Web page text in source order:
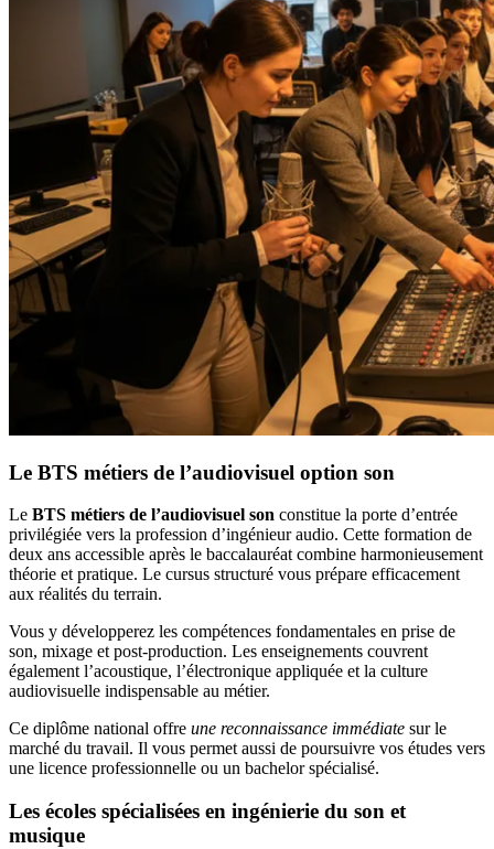
Le BTS métiers de l’audiovisuel option son
Le BTS métiers de l’audiovisuel son constitue la porte d’entrée
privilégiée vers la profession d’ingénieur audio. Cette formation de
deux ans accessible après le baccalauréat combine harmonieusement
théorie et pratique. Le cursus structuré vous prépare efficacement
aux réalités du terrain.
Vous y développerez les compétences fondamentales en prise de
son, mixage et post-production. Les enseignements couvrent
également l’acoustique, l’électronique appliquée et la culture
audiovisuelle indispensable au métier.
Ce diplôme national offre une reconnaissance immédiate sur le
marché du travail. Il vous permet aussi de poursuivre vos études vers
une licence professionnelle ou un bachelor spécialisé.
Les écoles spécialisées en ingénierie du son et
musique